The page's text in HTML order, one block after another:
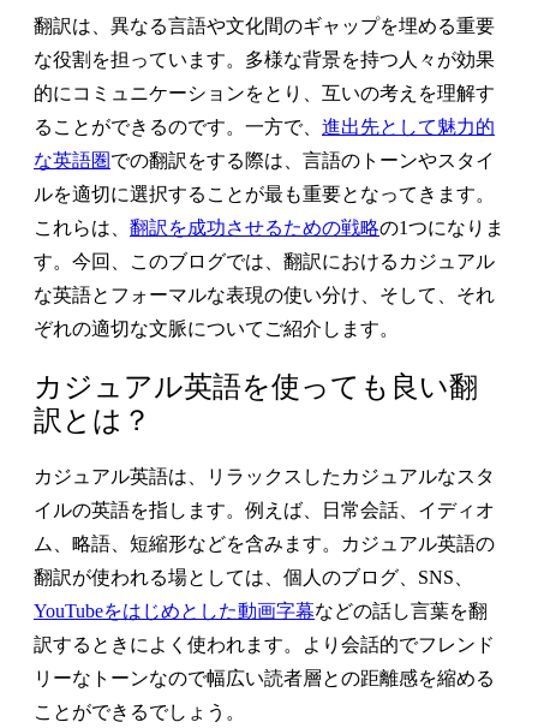
翻訳は、異なる言語や文化間のギャップを埋める重要
な役割を担っています。多様な背景を持つ人々が効果
的にコミュニケーションをとり、互いの考えを理解す
ることができるのです。一方で、 進出先として魅力的
な英語圏 での翻訳をする際は、言語のトーンやスタイ
ルを適切に選択することが最も重要となってきます。
これらは、 翻訳を成功させるための戦略の1つになりま
す。今回、このブログでは、翻訳におけるカジュアル
な英語とフォーマルな表現の使い分け、そして、それ
ぞれの適切な文脈についてご紹介します。
カジュアル英語を使っても良い翻
訳とは？
カジュアル英語は、リラックスしたカジュアルなスタ
イルの英語を指します。例えば、日常会話、イディオ
ム、略語、短縮形などを含みます。カジュアル英語の
翻訳が使われる場としては、個人のブログ、SNS、
YouTubeをはじめとした動画字幕などの話し言葉を翻
訳するときによく使われます。より会話的でフレンド
リーなトーンなので幅広い読者層との距離感を縮める
ことができるでしょう。